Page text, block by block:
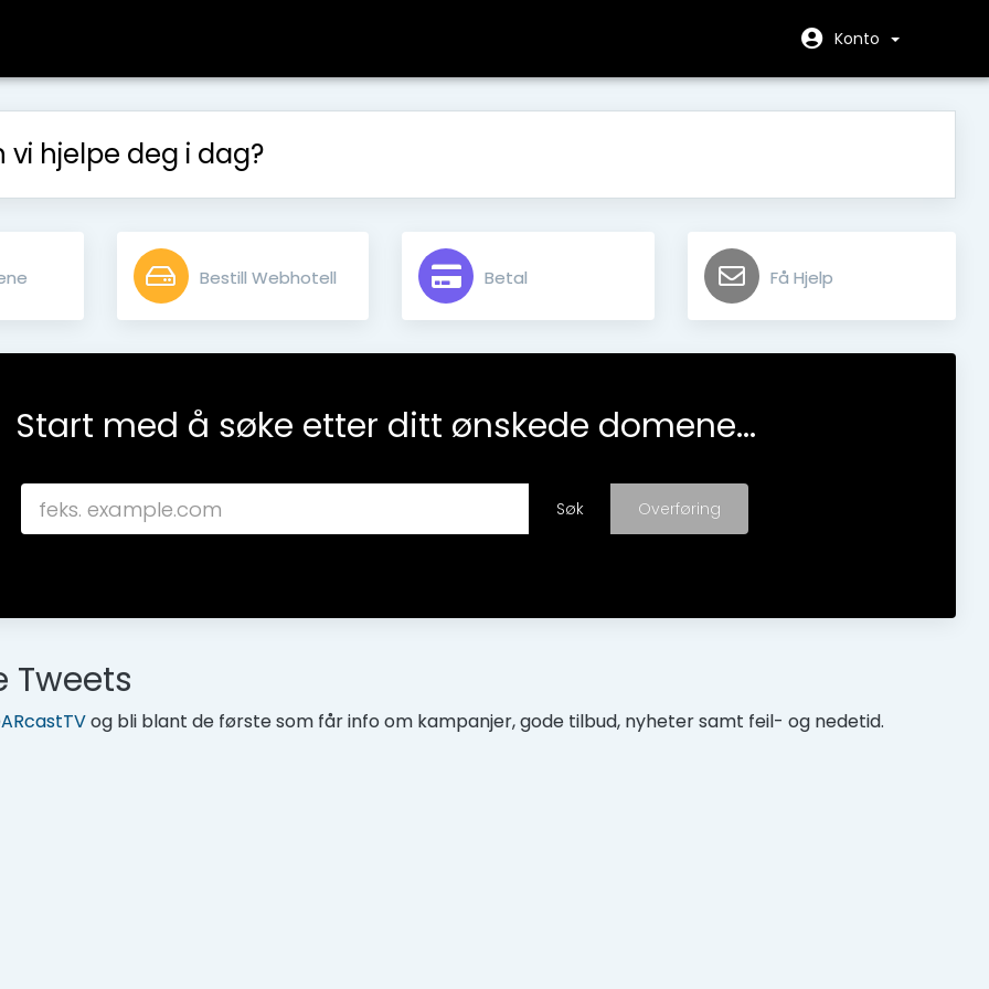
Konto
vi hjelpe deg i dag?
Bestill Webhotell Betal Få Hjelp
Start med å søke etter ditt ønskede domene...
Tweets
ARcastTVog bli blant de første som får info om kampanjer, gode tilbud, nyheter samt feil- og nedetid.